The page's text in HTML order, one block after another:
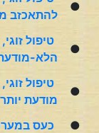
●
להתאכזב
●
טיפול
הלא-
●
טיפול
מודעת יותר
●
כעס